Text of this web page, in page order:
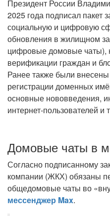
Президент России
2025 года подписал пакет
социальную и цифровую
обновления в жилищном
цифровые домовые чаты),
верификации граждан и
Ранее также были
регистрации доменных
основные нововведения,
интернет-пользователей и
Домовые чаты в
Согласно подписанному
компании (ЖКХ) обязаны
общедомовые чаты во
мессенджер Max.